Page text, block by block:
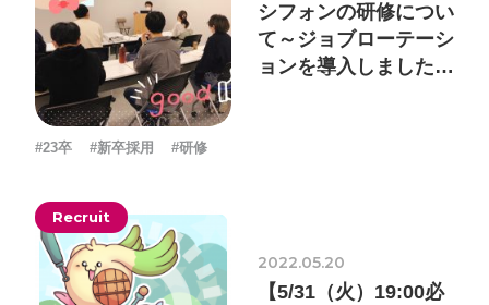
シフォンの研修につい
て～ジョブローテーシ
ョンを導入しました！
#23卒 #新卒採用 #研修
Recruit
2022.05.20
【5/31（火）19:00必